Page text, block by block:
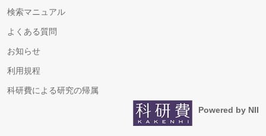
検索マニュアル
よくある質問
お知らせ
利用規程
科研費による研究の帰属
Powered by NII